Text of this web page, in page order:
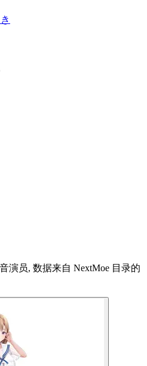
演员, 数据来自 NextMoe 目录的